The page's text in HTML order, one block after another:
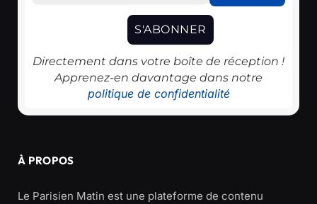
Directement dans votre boîte de réception !
Apprenez-en davantage dans notre
politique de confidentialité
À PROPOS
Le Parisien Matin est une plateforme de contenu